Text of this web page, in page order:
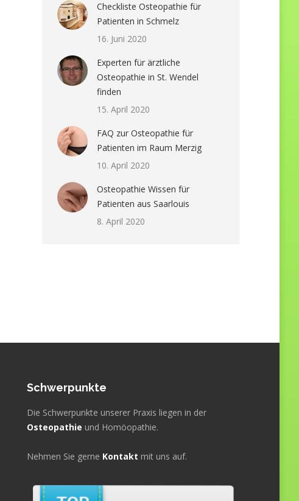
Checkliste Osteopathie für
Patienten in Schmelz
16. Juni 2020
Experten für ärztliche
Osteopathie in St. Wendel
finden
15. April 2020
FAQ zur Osteopathie für
Patienten im Raum Merzig
10. April 2020
Osteopathie Wissen für
Patienten aus Saarlouis
8. April 2020
Schwerpunkte
Die Schwerpunkte unserer Praxis liegen in der
Osteopathie und Homöopathie.
Nehmen Sie gerne Kontakt mit uns auf.